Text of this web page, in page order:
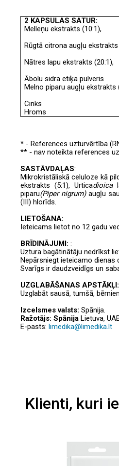
2 KAPSULAS SATUR:
Melleņu ekstrakts (10:1),
Rūgtā citrona augļu ekstrakts
Nātres lapu ekstrakts (20:1),
Ābolu sidra etiķa pulveris
Melno piparu augļu ekstrakts
Cinks
Hroms
* - References uzturvērtība
** - nav noteikta references
SASTĀVDAĻAS:
Mikrokristāliskā celuloze kā
ekstrakts (5:1), Urticadioica
piparu(Piper nigrum)augļu
(III) hlorīds.
LIETOŠANA:
Ieteicams lietot no 12 gadu
BRĪDINĀJUMI: :
Uztura bagātinātāju nedrīkst
Nepārsniegt ieteicamo dienas
Svarīgs ir daudzveidīgs un
UZGLABĀŠANAS APSTĀKĻI:
Uzglabāt sausā, tumšā,
Izcelsmes valsts: Spānija.
Ražotājs: Spānija Lietuva,
E-pasts: limedika@limedika.lt
Klienti, kuri